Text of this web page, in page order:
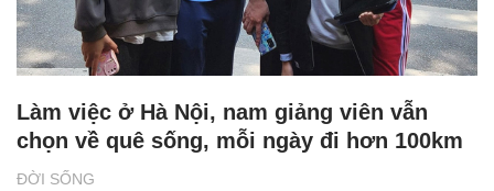
ĐỜI SỐNG
Làm việc ở Hà Nội, nam giảng viên vẫn
chọn về quê sống, mỗi ngày đi hơn 100km